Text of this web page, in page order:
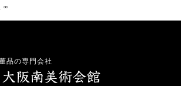
∞
品の専門会社